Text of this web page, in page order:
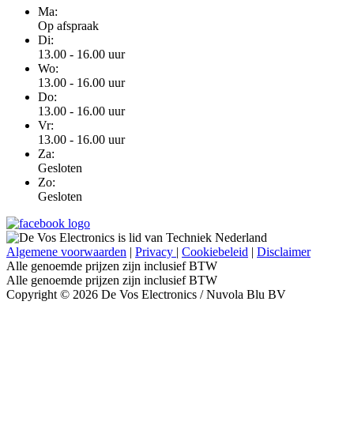
Ma:
Op afspraak
Di:
13.00 - 16.00 uur
Wo:
13.00 - 16.00 uur
Do:
13.00 - 16.00 uur
Vr:
13.00 - 16.00 uur
Za:
Gesloten
Zo:
Gesloten
Algemene voorwaarden | Privacy | Cookiebeleid | Disclaimer
Alle genoemde prijzen zijn inclusief BTW
Alle genoemde prijzen zijn inclusief BTW
Copyright © 2026 De Vos Electronics / Nuvola Blu BV